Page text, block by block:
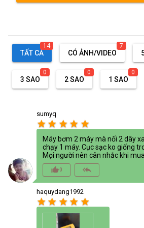
TẤT CẢ
14
CÓ ẢNH/VIDEO
7
3 SAO
0
2 SAO
0
1 SAO
0
sumyq
star star star star star
Máy bơm 2 máy mà nối 2 dây
chạy 1 máy. Cục sạc ko giống
Mọi người nên cân nhắc khi
thumb_up_alt0 reply_all
haquydang1992
star star star star star